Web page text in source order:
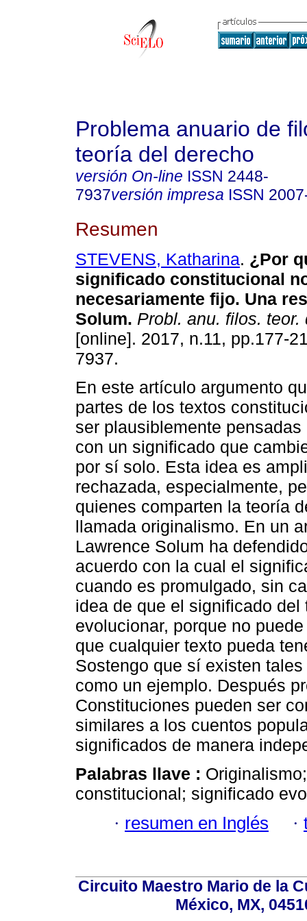
Problema anuario de
teoría del derecho
versión On-line ISSN 2448-
7937versión impresa ISSN
Resumen
STEVENS, Katharina. ¿Por
significado constitucional
necesariamente fijo. Una
Solum. Probl. anu. filos. teor.
[online]. 2017, n.11, pp.177-
7937.
En este artículo argumento
partes de los textos
ser plausiblemente
con un significado que
por sí solo. Esta idea es
rechazada, especialmente,
quienes comparten la teoría
llamada originalismo. En un
Lawrence Solum ha
acuerdo con la cual el
cuando es promulgado, sin
idea de que el significado
evolucionar, porque no
que cualquier texto pueda
Sostengo que sí existen
como un ejemplo. Después
Constituciones pueden ser
similares a los cuentos
significados de manera
Palabras llave :
constitucional; significado
· resumen en Inglés ·
Circuito Maestro Mario de la
México, MX,